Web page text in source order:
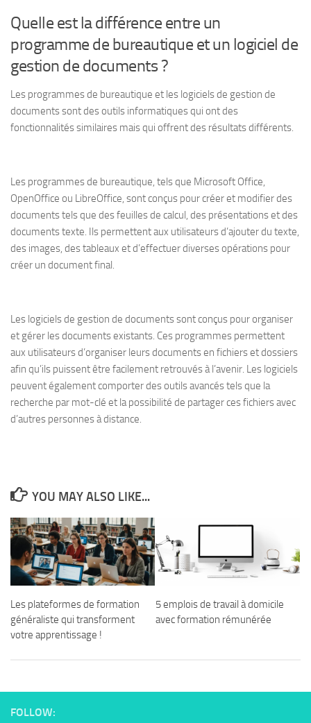
Quelle est la différence entre un
programme de bureautique et un logiciel de
gestion de documents ?
Les programmes de bureautique et les logiciels de gestion de
documents sont des outils informatiques qui ont des
fonctionnalités similaires mais qui offrent des résultats différents.
Les programmes de bureautique, tels que Microsoft Office,
OpenOffice ou LibreOffice, sont conçus pour créer et modifier des
documents tels que des feuilles de calcul, des présentations et des
documents texte. Ils permettent aux utilisateurs d’ajouter du texte,
des images, des tableaux et d’effectuer diverses opérations pour
créer un document final.
Les logiciels de gestion de documents sont conçus pour organiser
et gérer les documents existants. Ces programmes permettent
aux utilisateurs d’organiser leurs documents en fichiers et dossiers
afin qu’ils puissent être facilement retrouvés à l’avenir. Les logiciels
peuvent également comporter des outils avancés tels que la
recherche par mot-clé et la possibilité de partager ces fichiers avec
d’autres personnes à distance.
YOU MAY ALSO LIKE...
Les plateformes de formation
généraliste qui transforment
votre apprentissage !
5 emplois de travail à domicile
avec formation rémunérée
FOLLOW: